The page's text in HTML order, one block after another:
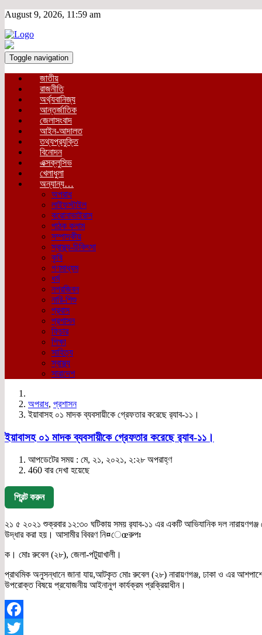
August 9, 2026, 11:59 am
Toggle navigation
জাতীয়
রাজনীতি
অর্থ্যবানিজ্য
আন্তর্জাতিক
জেলাসংবাদ
আইন-আদালত
তথ্যপ্রযুক্তি
বিনোদন
এক্সক্লুসিভ
খেলাধুলা
অন্যান্য…
অপরাধ
লাইফস্টাইল
করোনাভাইরাস
পাঠক কলাম
সম্পাদকীয়
স্বাস্থ্য-চিকিৎসা
কৃষি
গণমাধ্যম
ধর্ম
নগরজিবন
নারি-শিশু
প্রবাস
প্রশাসন
ফিচার
শিক্ষা
সাহিত্য
স্বাস্থ্য
সারাদেশ
অপরাধ, প্রশাসন
ইয়াবাসহ ০১ মাদক ব্যবসায়ীকে গ্রেফতার করেছে র‌্যাব-১১।
ইয়াবাসহ ০১ মাদক ব্যবসায়ীকে গ্রেফতার করেছে র‌্যাব-১১।
আপডেটের সময় : মে, ২১, ২০২১, ২:২৮ অপরাহ্ণ
460 বার দেখা হয়েছে
প্রিন্ট করুন
২১ ৫ ২০২১ শুক্রবার ১২:৩০ ঘটিকায় সময় র‌্যাব-১১ এর একটি আভিযানিক দল
উদ্ধার করা হয়। আসামীর বিবরণ নি¤েœরুপঃ
ক। মোঃ রুবেল (২৮), জেলা-পটুয়াখালী।
প্রাথমিক অনুসন্ধানে জানা যায়,আটকৃত মোঃ রুবেল (২৮) নারায়ণগঞ্জ, ঢাকা ও এর
উপরোক্ত বিষয়ে প্রযোজনীয় আইনানুগ কার্যক্রম প্রক্রিয়াধীন।
Facebook